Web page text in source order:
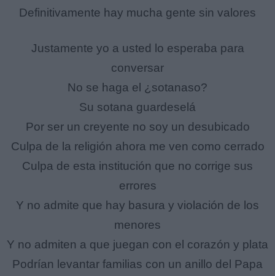
Definitivamente hay mucha gente sin valores
Justamente yo a usted lo esperaba para
conversar
No se haga el ¿sotanaso?
Su sotana guardeselá
Por ser un creyente no soy un desubicado
Culpa de la religión ahora me ven como cerrado
Culpa de esta institución que no corrige sus
errores
Y no admite que hay basura y violación de los
menores
Y no admiten a que juegan con el corazón y plata
Podrían levantar familias con un anillo del Papa